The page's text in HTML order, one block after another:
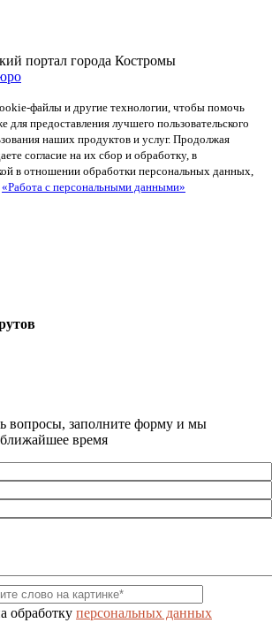
портал города Костромы
файлы и другие технологии, чтобы помочь
для предоставления лучшего пользовательского
наших продуктов и услуг. Продолжая
согласие на их сбор и обработку, в
в отношении обработки персональных данных,
«Работа с персональными данными»
вопросы, заполните форму и мы
время
обработку персональных данных